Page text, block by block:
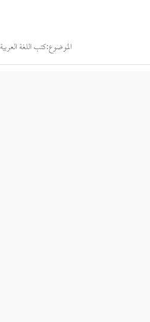
الموضوع:كتب اللغة العربية